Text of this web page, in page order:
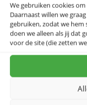
We gebruiken cookies
Daarnaast willen we
gebruiken, zodat we
doen we alleen als jij dat
voor de site (die zetten
Klantenservice
Over Kunst in Kaart
Prijzen